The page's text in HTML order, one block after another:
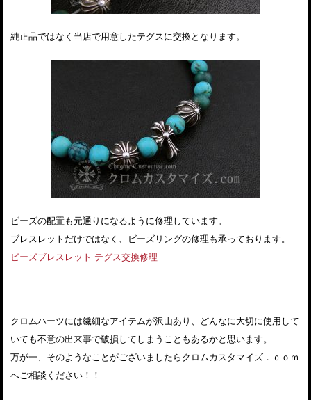
純正品ではなく当店で用意したテグスに交換となります。
ビーズの配置も元通りになるように修理しています。
ブレスレットだけではなく、ビーズリングの修理も承っております。
ビーズブレスレット テグス交換修理
クロムハーツには繊細なアイテムが沢山あり、どんなに大切に使用して
いても不意の出来事で破損してしまうこともあるかと思います。
万が一、そのようなことがございましたらクロムカスタマイズ．ｃｏｍ
へご相談ください！！